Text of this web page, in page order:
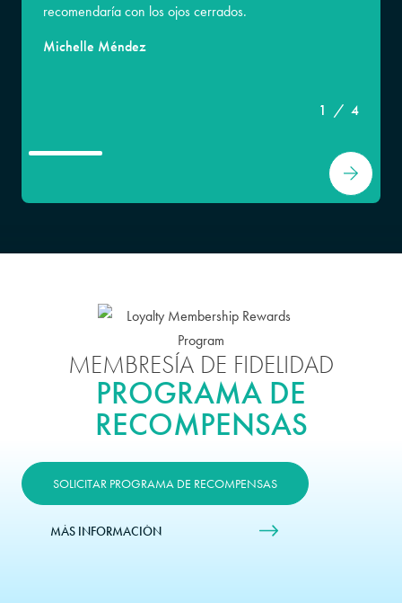
recomendaría con los ojos cerrados.
Michelle Méndez
1 / 4
MEMBRESÍA DE FIDELIDAD
PROGRAMA DE
RECOMPENSAS
SOLICITAR PROGRAMA DE RECOMPENSAS
MÁS INFORMACIÓN